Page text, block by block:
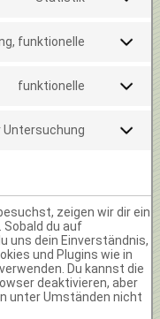
funktionelle
funktionelle
Untersuchung
zeigen wir dir ein
Sobald du auf
uns dein Einverständnis,
und Plugins wie in
Du kannst die
deaktivieren, aber
unter Umständen nicht